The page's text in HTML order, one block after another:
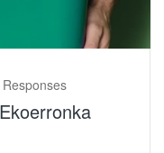
Responses